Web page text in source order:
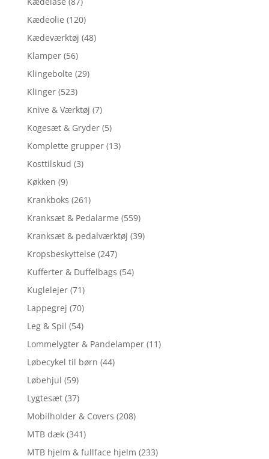
Kædeolie (120)
Kædeværktøj (48)
Klamper (56)
Klingebolte (29)
Klinger (523)
Knive & Værktøj (7)
Kogesæt & Gryder (5)
Komplette grupper (13)
Kosttilskud (3)
Køkken (9)
Krankboks (261)
Kranksæt & Pedalarme (559)
Kranksæt & pedalværktøj (39)
Kropsbeskyttelse (247)
Kufferter & Duffelbags (54)
Kuglelejer (71)
Lappegrej (70)
Leg & Spil (54)
Lommelygter & Pandelamper (11)
Løbecykel til børn (44)
Løbehjul (59)
Lygtesæt (37)
Mobilholder & Covers (208)
MTB dæk (341)
MTB hjelm & fullface hjelm (233)